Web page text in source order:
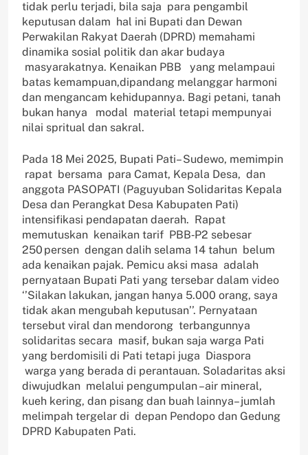
tidak perlu terjadi, bila saja para pengambil
keputusan dalam hal ini Bupati dan Dewan
Perwakilan Rakyat Daerah (DPRD) memahami
dinamika sosial politik dan akar budaya
masyarakatnya. Kenaikan PBB yang melampaui
batas kemampuan,dipandang melanggar harmoni
dan mengancam kehidupannya. Bagi petani, tanah
bukan hanya modal material tetapi mempunyai
nilai spritual dan sakral.
Pada 18 Mei 2025, Bupati Pati– Sudewo, memimpin
rapat bersama para Camat, Kepala Desa, dan
anggota PASOPATI (Paguyuban Solidaritas Kepala
Desa dan Perangkat Desa Kabupaten Pati)
intensifikasi pendapatan daerah. Rapat
memutuskan kenaikan tarif PBB‑P2 sebesar
250 persen dengan dalih selama 14 tahun belum
ada kenaikan pajak. Pemicu aksi masa adalah
pernyataan Bupati Pati yang tersebar dalam video
‘’Silakan lakukan, jangan hanya 5.000 orang, saya
tidak akan mengubah keputusan’’. Pernyataan
tersebut viral dan mendorong terbangunnya
solidaritas secara masif, bukan saja warga Pati
yang berdomisili di Pati tetapi juga Diaspora
warga yang berada di perantauan. Soladaritas aksi
diwujudkan melalui pengumpulan –air mineral,
kueh kering, dan pisang dan buah lainnya– jumlah
melimpah tergelar di depan Pendopo dan Gedung
DPRD Kabupaten Pati.